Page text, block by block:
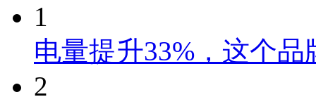
1
电量提升33%，这个
2